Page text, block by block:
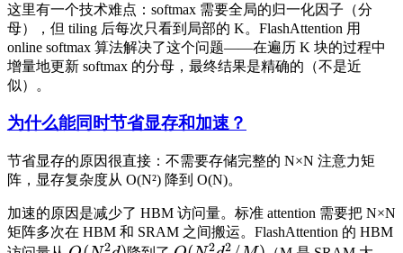
这里有一个技术难点：softmax 需要全局的归一化因子（分
母），但 tiling 后每次只看到局部的 K。FlashAttention 用
online softmax 算法解决了这个问题——在遍历 K 块的过程中
增量地更新 softmax 的分母，最终结果是精确的（不是近
似）。
为什么能同时节省显存和加速？
节省显存的原因很直接：不需要存储完整的 N×N 注意力矩
阵，显存复杂度从 O(N²) 降到 O(N)。
加速的原因是减少了 HBM 访问量。标准 attention 需要把 N×N
矩阵多次在 HBM 和 SRAM 之间搬运。FlashAttention 的 HBM
2 2 2